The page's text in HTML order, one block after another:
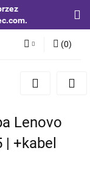
Zaloguj się
cookies
(0)
Lenovo
| +kabel